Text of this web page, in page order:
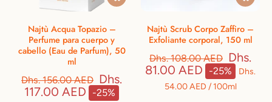
Najtù Acqua Topazio –
Perfume para cuerpo y
cabello (Eau de Parfum), 50
ml
Dhs. 156.00 AED Dhs.
117.00 AED
-25%
Najtù Scrub Corpo Zaffiro –
Exfoliante corporal, 150 ml
Dhs. 108.00 AED Dhs.
81.00 AED
-25%
Dhs.
54.00 AED / 100ml